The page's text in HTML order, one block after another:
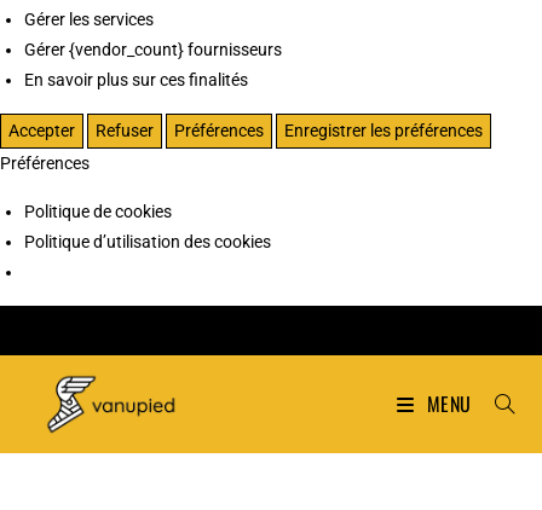
Gérer les services
Gérer {vendor_count} fournisseurs
En savoir plus sur ces finalités
Accepter Refuser Préférences
Enregistrer les préférences
Préférences
Politique de cookies
Politique d’utilisation des cookies
MENU